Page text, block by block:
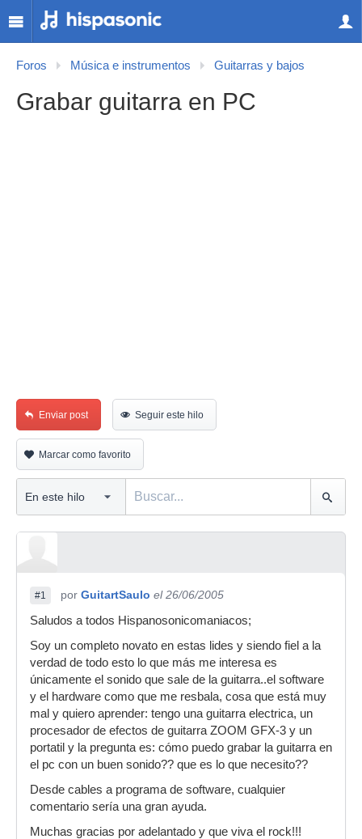
Foros Música e instrumentos Guitarras y bajos
Grabar guitarra en PC
Enviar post Seguir este hilo
Marcar como favorito
#1 por GuitartSaulo el 26/06/2005
Saludos a todos Hispanosonicomaniacos;
Soy un completo novato en estas lides y siendo fiel a la
verdad de todo esto lo que más me interesa es
únicamente el sonido que sale de la guitarra..el software
y el hardware como que me resbala, cosa que está muy
mal y quiero aprender: tengo una guitarra electrica, un
procesador de efectos de guitarra ZOOM GFX-3 y un
portatil y la pregunta es: cómo puedo grabar la guitarra en
el pc con un buen sonido?? que es lo que necesito??
Desde cables a programa de software, cualquier
comentario sería una gran ayuda.
Muchas gracias por adelantado y que viva el rock!!!